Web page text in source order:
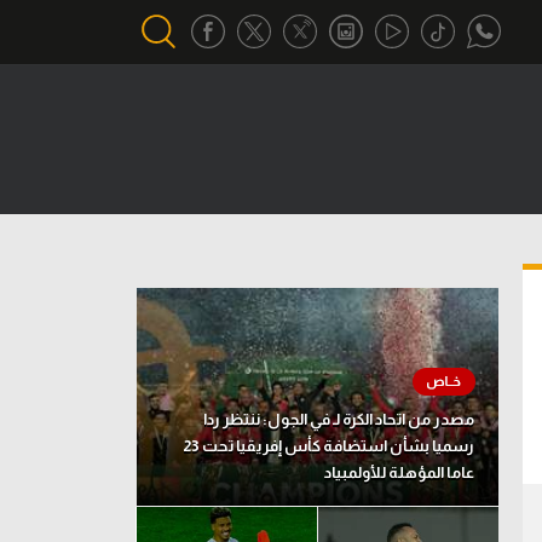
تحقيق في الجول
تقرير في الجول
تحليل في الجول
حكايات في الجول
كويز في الجول
فيديو في الجول
مصدر من اتحاد الكرة لـ في الجول: ننتظر ردا
رسميا بشأن استضافة كأس إفريقيا تحت 23
عاما المؤهلة للأولمبياد